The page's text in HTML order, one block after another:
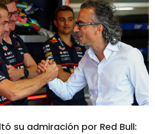
su admiración por Red Bull: